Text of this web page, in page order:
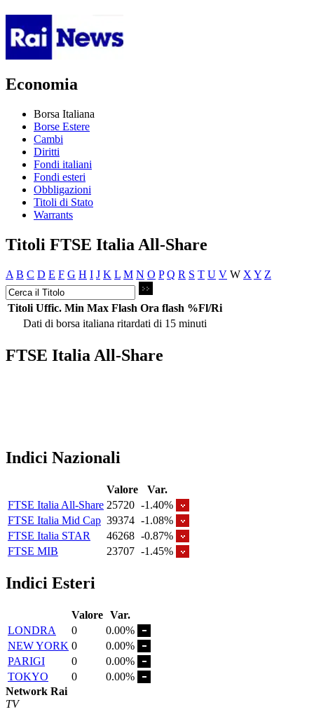
Economia
Borsa Italiana
Borse Estere
Cambi
Diritti
Fondi italiani
Fondi esteri
Obbligazioni
Titoli di Stato
Warrants
Titoli FTSE Italia All-Share
A B C D E F G H I J K L M N O P Q R S T U V W X Y Z
Titoli Uffic. Min Max Flash Ora flash %Fl/Ri
Dati di borsa italiana ritardati di 15 minuti
FTSE Italia All-Share
Indici Nazionali
Valore
Var.
FTSE Italia All-Share 25720 -1.40%
FTSE Italia Mid Cap 39374 -1.08%
FTSE Italia STAR
46268 -0.87%
FTSE MIB
23707 -1.45%
Indici Esteri
Valore Var.
LONDRA
0
0.00%
NEW YORK 0
0.00%
PARIGI
0
0.00%
TOKYO
0
0.00%
Network Rai
TV